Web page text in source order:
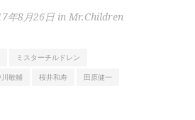
年8月26日in Mr.Children
ミスターチルドレン
敬輔 桜井和寿
田原健一